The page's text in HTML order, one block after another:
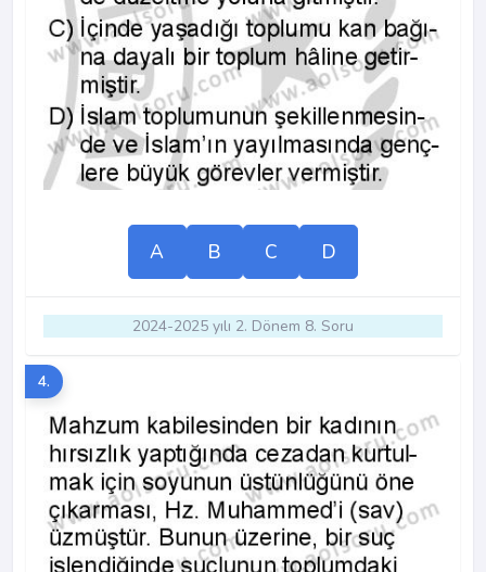
A B C D
2024-2025 yılı 2. Dönem 8. Soru
4.